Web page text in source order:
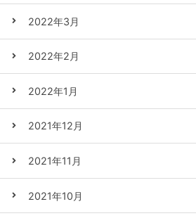
2022年3月
2022年2月
2022年1月
2021年12月
2021年11月
2021年10月